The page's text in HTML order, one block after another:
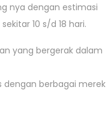
nya dengan estimasi
10 s/d 18 hari.
yang bergerak dalam
dengan berbagai merek